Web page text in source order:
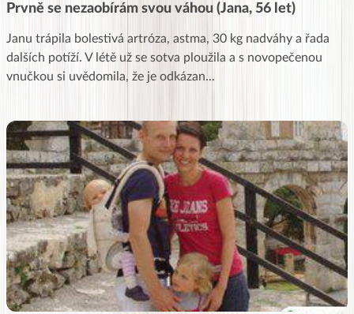
Prvně se nezaobírám svou váhou (Jana, 56 let)
Janu trápila bolestivá artróza, astma, 30 kg nadváhy a řada
dalších potíží. V létě už se sotva ploužila a s novopečenou
vnučkou si uvědomila, že je odkázan...